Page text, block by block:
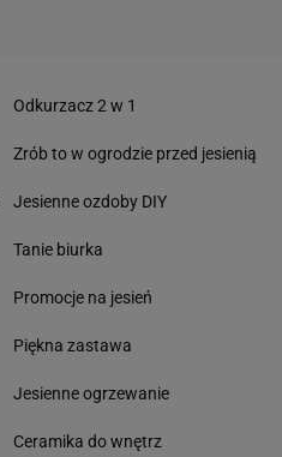
Odkurzacz 2 w 1
Zrób to w ogrodzie przed jesienią
Jesienne ozdoby DIY
Tanie biurka
Promocje na jesień
Piękna zastawa
Jesienne ogrzewanie
Ceramika do wnętrz